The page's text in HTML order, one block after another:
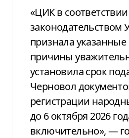
«ЦИК в соответствии
законодательством
признала
причины
установила срок
Черновол
регистрации
до 6 октября 2026
включительно», —